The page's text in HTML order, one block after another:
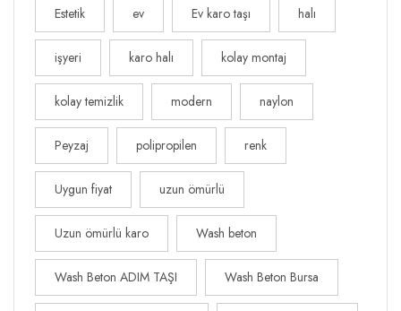
Estetik ev Ev karo taşı halı
işyeri karo halı kolay montaj
kolay temizlik modern naylon
Peyzaj polipropilen renk
Uygun fiyat uzun ömürlü
Uzun ömürlü karo Wash beton
Wash Beton ADIM TAŞI Wash Beton Bursa